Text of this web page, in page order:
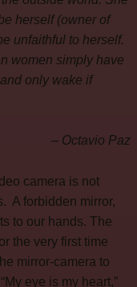
herself (owner of
unfaithful to herself.
women simply have
only wake if
– Octavio Paz
camera is not
A forbidden mirror,
to our hands. The
the very first time
mirror-camera to
eye is my heart,”